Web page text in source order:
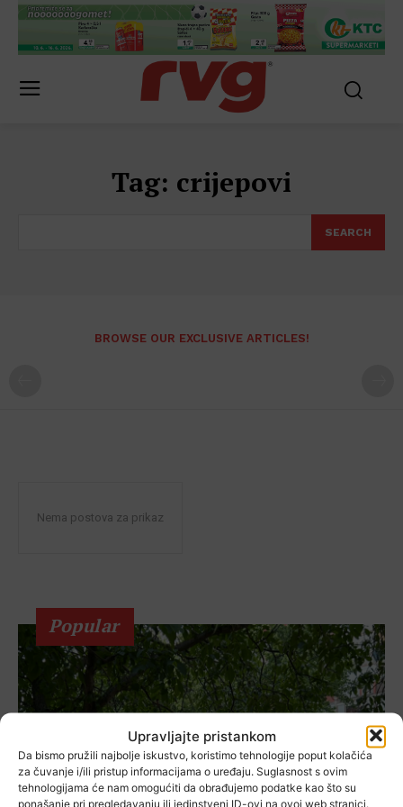
Upravljajte pristankom
Da bismo pružili najbolje iskustvo, koristimo tehnologije poput kolačića
za čuvanje i/ili pristup informacijama o uređaju. Suglasnost s ovim
tehnologijama će nam omogućiti da obrađujemo podatke kao što su
ponašanje pri pregledavanju ili jedinstveni ID-ovi na ovoj web stranici.
Tag: crijepovi
SEARCH
BROWSE OUR EXCLUSIVE ARTICLES!
Nema postova za prikaz
Popular